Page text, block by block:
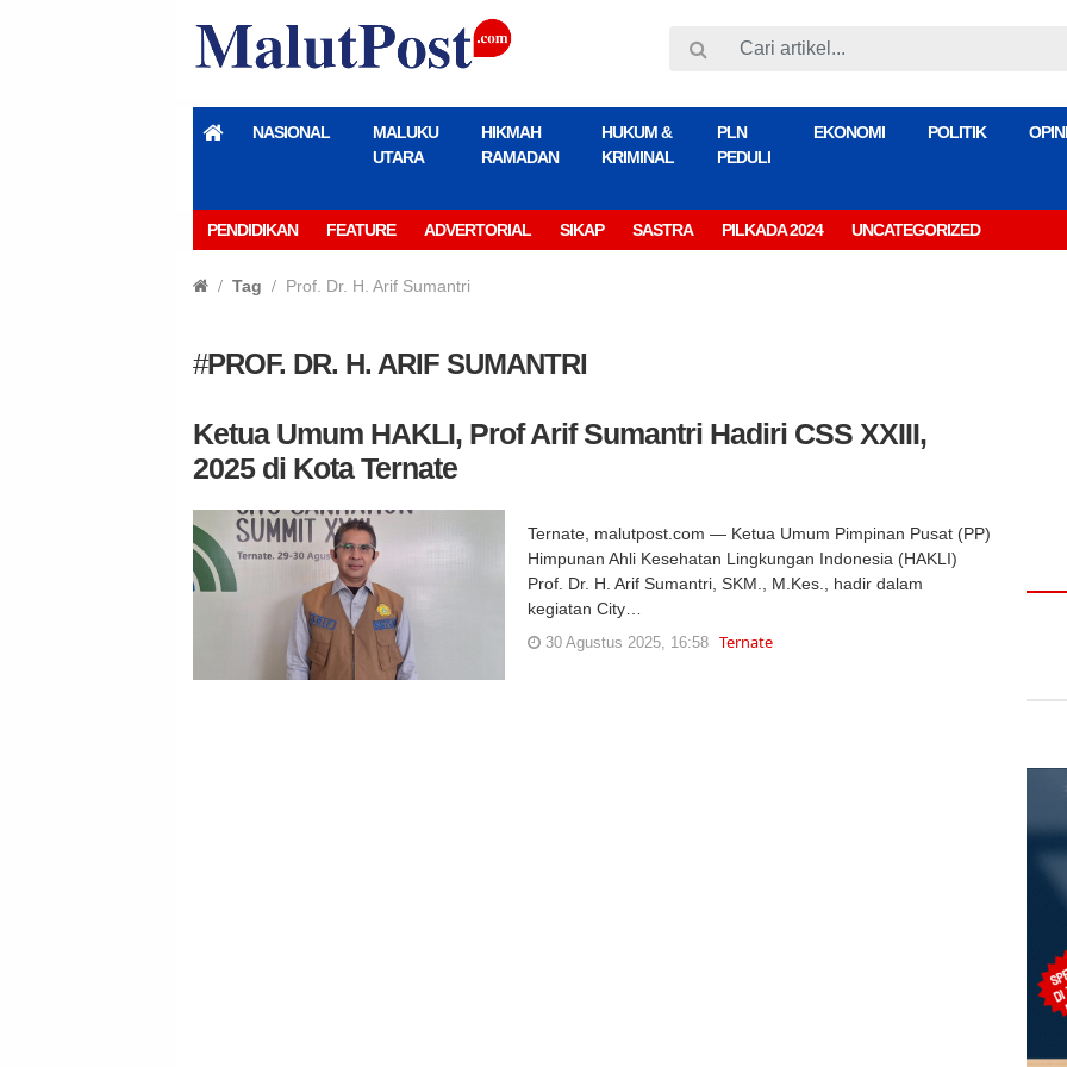
NASIONAL
MALUKU
UTARA
HIKMAH
RAMADAN
HUKUM &
KRIMINAL
PLN
PEDULI
EKONOMI POLITIK OPINI
PENDIDIKAN FEATURE ADVERTORIAL SIKAP SASTRA PILKADA 2024 UNCATEGORIZED
Tag Prof. Dr. H. Arif Sumantri
#PROF. DR. H. ARIF SUMANTRI
Ketua Umum HAKLI, Prof Arif Sumantri Hadiri CSS XXIII,
2025 di Kota Ternate
Ternate, malutpost.com — Ketua Umum Pimpinan Pusat (PP)
Himpunan Ahli Kesehatan Lingkungan Indonesia (HAKLI)
Prof. Dr. H. Arif Sumantri, SKM., M.Kes., hadir dalam
kegiatan City…
30 Agustus 2025, 16:58 Ternate